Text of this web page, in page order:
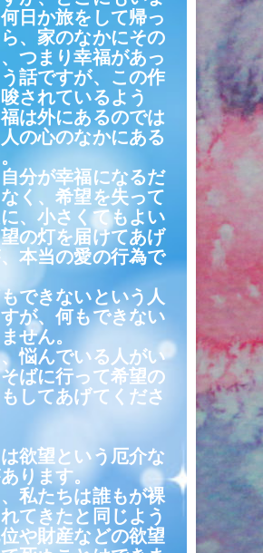
日か旅をして帰っ
、家のなかにその
つまり幸福があっ
話ですが、この作
されているよう
は外にあるのでは
の心のなかにある
分が幸福になるだ
く、希望を失って
、小さくてもよい
の灯を届けてあげ
本当の愛の行為で
できないという人
が、何もできない
せん。
悩んでいる人がい
ばに行って希望の
してあげてくださ
欲望という厄介な
ります。
私たちは誰もが裸
てきたと同じよう
や財産などの欲望